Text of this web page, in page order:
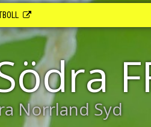
Norrland Syd